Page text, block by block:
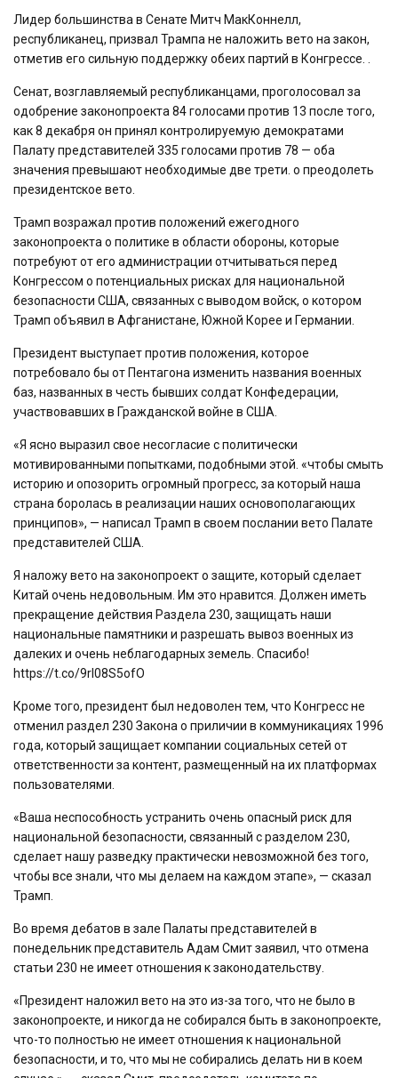
Лидер большинства в Сенате Митч МакКоннелл,
республиканец, призвал Трампа не наложить вето на закон,
отметив его сильную поддержку обеих партий в Конгрессе. .
Сенат, возглавляемый республиканцами, проголосовал за
одобрение законопроекта 84 голосами против 13 после того,
как 8 декабря он принял контролируемую демократами
Палату представителей 335 голосами против 78 — оба
значения превышают необходимые две трети. o преодолеть
президентское вето.
Трамп возражал против положений ежегодного
законопроекта о политике в области обороны, которые
потребуют от его администрации отчитываться перед
Конгрессом о потенциальных рисках для национальной
безопасности США, связанных с выводом войск, о котором
Трамп объявил в Афганистане, Южной Корее и Германии.
Президент выступает против положения, которое
потребовало бы от Пентагона изменить названия военных
баз, названных в честь бывших солдат Конфедерации,
участвовавших в Гражданской войне в США.
«Я ясно выразил свое несогласие с политически
мотивированными попытками, подобными этой. «чтобы смыть
историю и опозорить огромный прогресс, за который наша
страна боролась в реализации наших основополагающих
принципов», — написал Трамп в своем послании вето Палате
представителей США.
Я наложу вето на законопроект о защите, который сделает
Китай очень недовольным. Им это нравится. Должен иметь
прекращение действия Раздела 230, защищать наши
национальные памятники и разрешать вывоз военных из
далеких и очень неблагодарных земель. Спасибо!
https://t.co/9rI08S5ofO
Кроме того, президент был недоволен тем, что Конгресс не
отменил раздел 230 Закона о приличии в коммуникациях 1996
года, который защищает компании социальных сетей от
ответственности за контент, размещенный на их платформах
пользователями.
«Ваша неспособность устранить очень опасный риск для
национальной безопасности, связанный с разделом 230,
сделает нашу разведку практически невозможной без того,
чтобы все знали, что мы делаем на каждом этапе», — сказал
Трамп.
Во время дебатов в зале Палаты представителей в
понедельник представитель Адам Смит заявил, что отмена
статьи 230 не имеет отношения к законодательству.
«Президент наложил вето на это из-за того, что не было в
законопроекте, и никогда не собирался быть в законопроекте,
что-то полностью не имеет отношения к национальной
безопасности, и то, что мы не собирались делать ни в коем